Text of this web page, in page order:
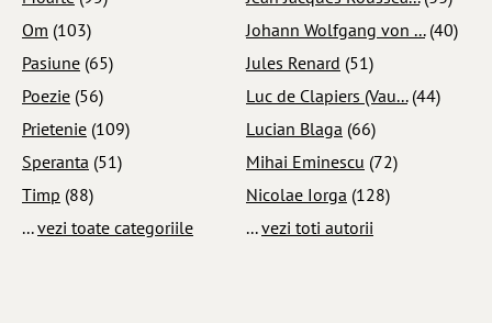
Om (103)
Pasiune (65)
Poezie (56)
Prietenie (109)
Speranta (51)
Timp (88)
...vezi toate categoriile
Johann Wolfgang von ...(40)
Jules Renard (51)
Luc de Clapiers (Vau...(44)
Lucian Blaga (66)
Mihai Eminescu (72)
Nicolae Iorga (128)
...vezi toti autorii